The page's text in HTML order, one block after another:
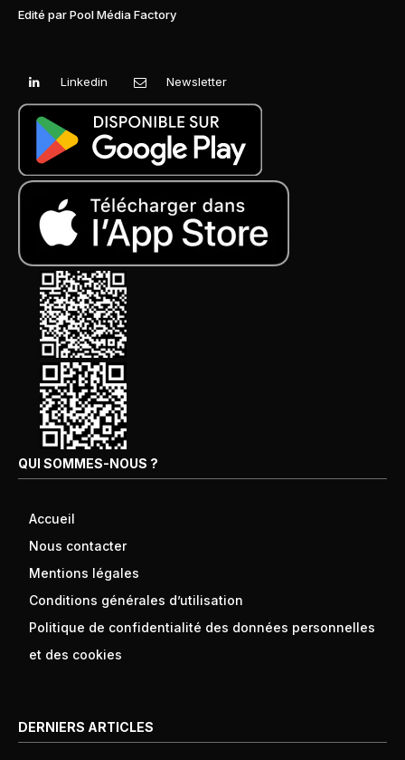
Edité par Pool Média Factory
Linkedin Newsletter
QUI SOMMES-NOUS ?
Accueil
Nous contacter
Mentions légales
Conditions générales d’utilisation
Politique de confidentialité des données personnelles
et des cookies
DERNIERS ARTICLES